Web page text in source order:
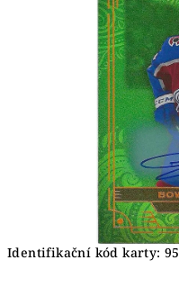
Identifikační kód karty: 95
hvězdiček.